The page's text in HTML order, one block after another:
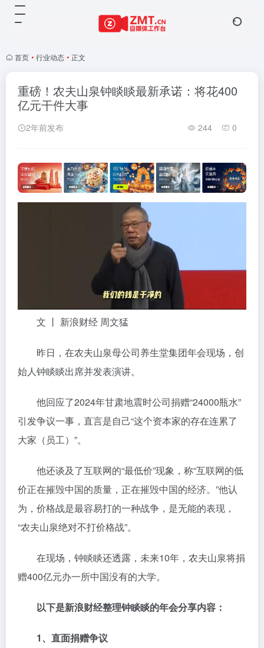
首页 • 行业动态 • 正文
重磅！农夫山泉钟睒睒最新承诺：将花400
亿元干件大事
2年前发布 244 0
文 丨 新浪财经 周文猛
昨日，在农夫山泉母公司养生堂集团年会现场，创
始人钟睒睒出席并发表演讲。
他回应了2024年甘肃地震时公司捐赠“24000瓶水”
引发争议一事，直言是自己“这个资本家的存在连累了
大家（员工）”。
他还谈及了互联网的“最低价”现象，称“互联网的低
价正在摧毁中国的质量，正在摧毁中国的经济。”他认
为，价格战是最容易打的一种战争，是无能的表现，
“农夫山泉绝对不打价格战”。
在现场，钟睒睒还透露，未来10年，农夫山泉将捐
赠400亿元办一所中国没有的大学。
以下是新浪财经整理钟睒睒的年会分享内容：
1、直面捐赠争议